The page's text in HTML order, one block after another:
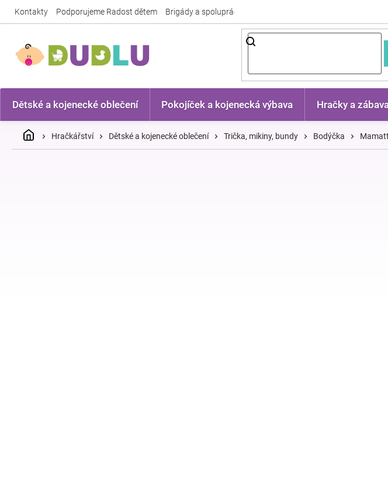
Kontakty Podporujeme Radost dětem Brigády a spolupráce
Dětské a kojenecké oblečení Pokojíček a kojenecká výbava Hračky a
DomůHračkářství Dětské a kojenecké oblečení Trička, mikiny, bundy Bodýčka